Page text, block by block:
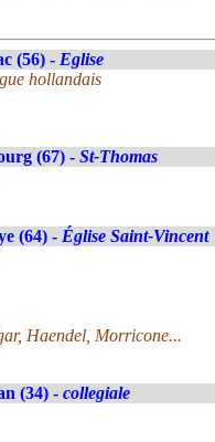
(56) - Eglise
hollandais
(67) - St-Thomas
(64) - Église Saint-Vincent
Haendel, Morricone...
(34) - collegiale